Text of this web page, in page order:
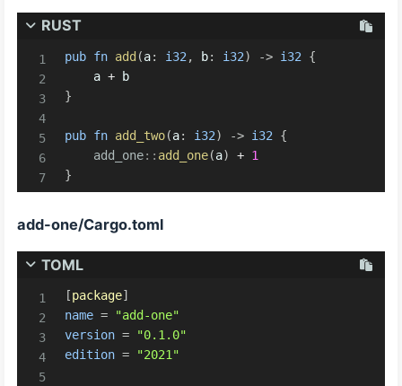
RUST
pub fn add (a: i32 , b: i32) -> i32
{
    a
+
}
pub fn add_two(a: i32) -> i32
{
add_one:: add_one(a) + 1
}
add-one/Cargo.toml
TOML
[package]
name =
"add-one"
version =
"0.1.0"
edition = "2021"